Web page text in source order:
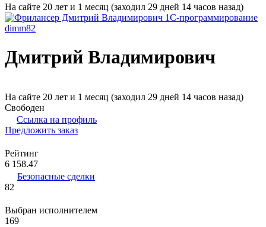
На сайте 20 лет и 1 месяц (заходил 29 дней 14 часов назад)
Дмитрий Владимирович
На сайте 20 лет и 1 месяц (заходил 29 дней 14 часов назад)
Свободен
Ссылка на профиль
Предложить заказ
Рейтинг
6 158.47
Безопасные сделки
82
Выбран исполнителем
169